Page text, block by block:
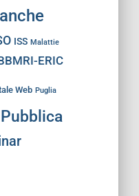
ISS Malattie
ERIC
Web Puglia